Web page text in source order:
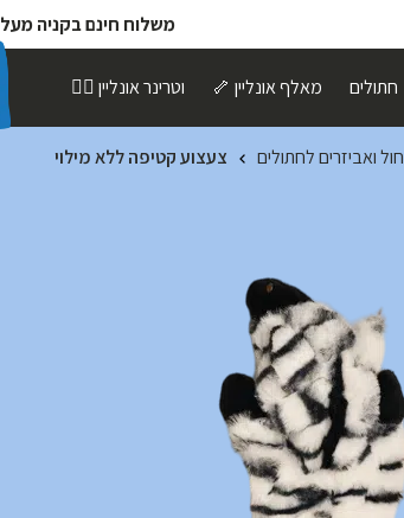
משלוח חינם בקניה מעל 200₪
חתולים מאלף אונליין 🦴 וטרינר אונליין 👩‍⚕️
חול ואביזרים לחתולים צעצוע קטיפה ללא מילוי